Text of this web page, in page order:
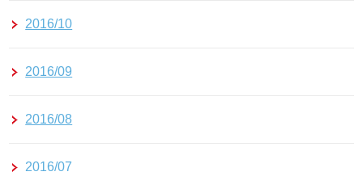
2016/10
2016/09
2016/08
2016/07